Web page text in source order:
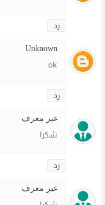
رد
Unknown
ok
رد
غير معرف
شكرا
رد
غير معرف